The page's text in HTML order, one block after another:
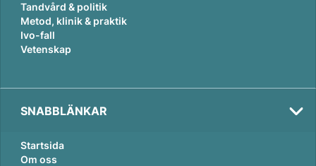
Tandvård & politik
Metod, klinik & praktik
Ivo-fall
Vetenskap
SNABBLÄNKAR
Startsida
Om oss